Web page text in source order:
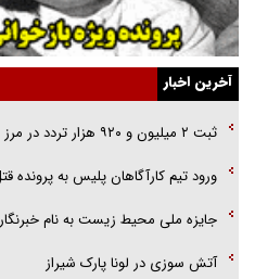
آیا مقاومت فلسطین خلع‌سلاح می‌شود؟
الگوی وحدت‌آفرین در ادراک سیاست
گفتگوی دکتر اخوان مدیرمسئول روزنامه
هرمز»
امام حسین (ع) کشته سیرت‌های عصر
فریاد‌ها و ناله‌های دوستان مبارزدلم را
آخرین اخبار
ثبت ۲ میلیون و ۹۲۰ هزار تردد در مرز مهران طی ایام اربعین
ورود تیم کارآگاهان پلیس به پرونده
جایزه ملی محیط زیست به نام
آتش سوزی در لونا پارک شیراز